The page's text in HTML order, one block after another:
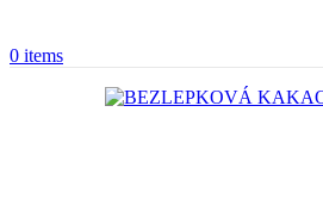
0 items